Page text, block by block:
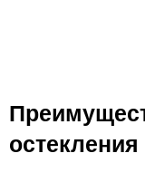
остекления